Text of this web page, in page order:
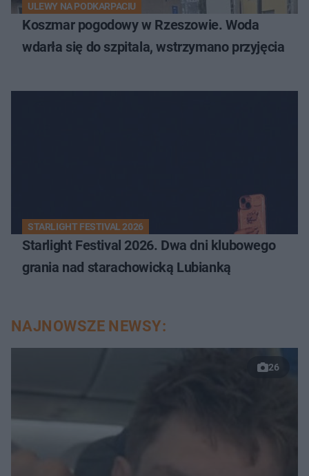
ULEWY NA PODKARPACIU
Koszmar pogodowy w Rzeszowie. Woda
wdarła się do szpitala, wstrzymano przyjęcia
STARLIGHT FESTIVAL 2026
Starlight Festival 2026. Dwa dni klubowego
grania nad starachowicką Lubianką
NAJNOWSZE NEWSY:
26